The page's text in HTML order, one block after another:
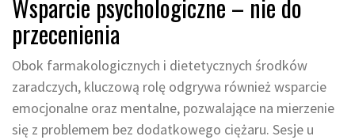
Wsparcie psychologiczne – nie do
przecenienia
Obok farmakologicznych i dietetycznych środków
zaradczych, kluczową rolę odgrywa również wsparcie
emocjonalne oraz mentalne, pozwalające na mierzenie
się z problemem bez dodatkowego ciężaru. Sesje u